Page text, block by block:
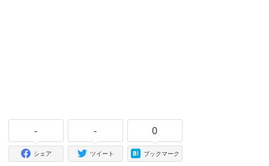
-
シェア
-
ツイート
0
ブックマーク